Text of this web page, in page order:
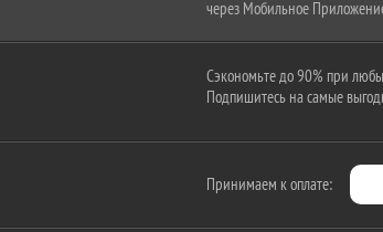
через Мобильное
Сэкономьте до 90% при
Подпишитесь на самые
Принимаем к оплате: